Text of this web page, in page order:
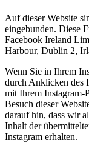
Auf dieser Website
eingebunden. Diese
Facebook Ireland
Harbour, Dublin 2,
Wenn Sie in Ihrem
durch Anklicken des
mit Ihrem Instagram-
Besuch dieser
darauf hin, dass wir
Inhalt der
Instagram erhalten.